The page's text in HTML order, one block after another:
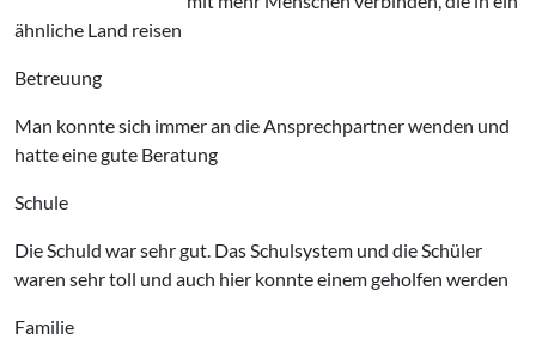
ähnliche Land reisen
Betreuung
Man konnte sich immer an die Ansprechpartner wenden und
hatte eine gute Beratung
Schule
Die Schuld war sehr gut. Das Schulsystem und die Schüler
waren sehr toll und auch hier konnte einem geholfen werden
Familie